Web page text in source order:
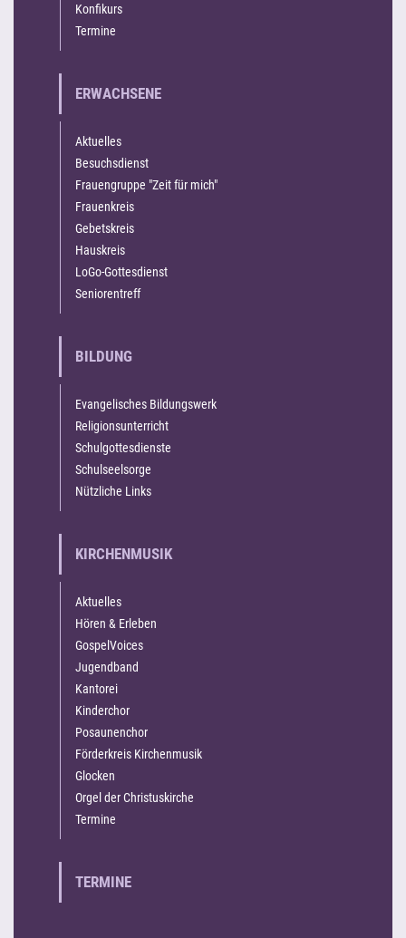
Konfikurs
Termine
ERWACHSENE
Aktuelles
Besuchsdienst
Frauengruppe "Zeit für mich"
Frauenkreis
Gebetskreis
Hauskreis
LoGo-Gottesdienst
Seniorentreff
BILDUNG
Evangelisches Bildungswerk
Religionsunterricht
Schulgottesdienste
Schulseelsorge
Nützliche Links
KIRCHENMUSIK
Aktuelles
Hören & Erleben
GospelVoices
Jugendband
Kantorei
Kinderchor
Posaunenchor
Förderkreis Kirchenmusik
Glocken
Orgel der Christuskirche
Termine
TERMINE